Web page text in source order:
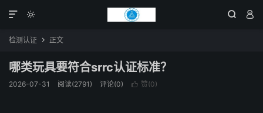
  

检测认证  正文
哪类玩具要符合srrc认证标准？
2026-07-31 阅读(2791) 评论(0)  赞(0)